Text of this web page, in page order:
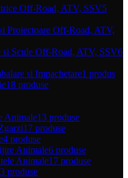
Off-Road, ATV, SSV5
Proiectoare Off-Road, ATV,
si Scule Off-Road, ATV, SSV6
si Impachetare1 produs
18 produse
Animale13 produse
17 produse
4 produse
Animale6 produse
Animale17 produse
produse